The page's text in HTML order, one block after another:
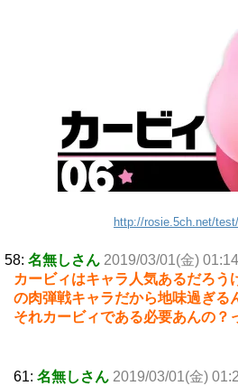
http://rosie.5ch.net/
58: 名無しさん 2019/03/01(金)
カービィはキャラ人気あるだろう
の肉弾戦キャラだから地味過ぎる
それカービィである必要あんの？
61: 名無しさん 2019/03/01(金)